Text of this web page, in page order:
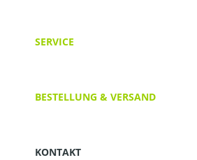
SERVICE
BESTELLUNG & VERSAND
KONTAKT